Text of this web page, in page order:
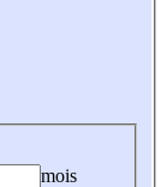
mois